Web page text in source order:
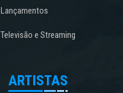
Lançamentos
Televisão e Streaming
ARTISTAS